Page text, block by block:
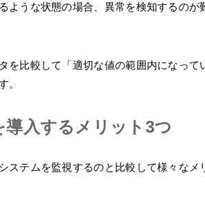
ような状態の場合、異常を検知するのが
を比較して「適切な値の範囲内になって
。
入するメリット3つ
ステムを監視するのと比較して様々なメ